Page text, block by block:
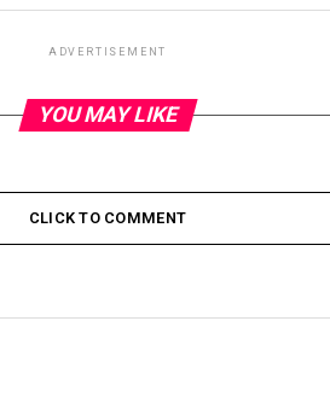
ADVERTISEMENT
YOU MAY LIKE
CLICK TO COMMENT